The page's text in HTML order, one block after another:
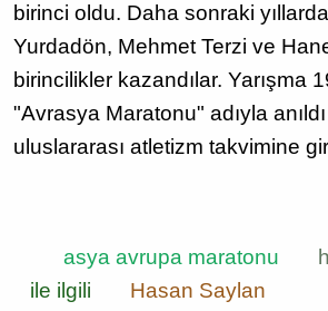
birinci oldu. Daha sonraki
Yurdadön, Mehmet Terzi ve
birincilikler kazandılar. Yarışma
"Avrasya Maratonu" adıyla
uluslararası atletizm takvimine
asya avrupa maratonu
ile ilgili
Hasan Saylan